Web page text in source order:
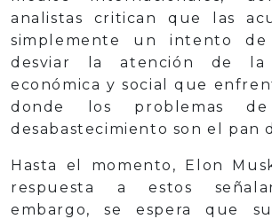
analistas critican que las
simplemente un intento
desviar la atención de la
económica y social que
donde los problemas
desabastecimiento son el pan
Hasta el momento, Elon
respuesta a estos
embargo, se espera que